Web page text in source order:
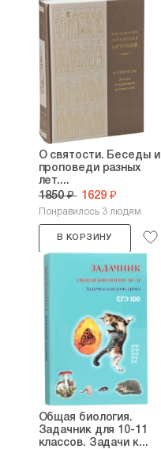
О святости. Беседы и
проповеди разных
лет....
1850 ₽ 1629 ₽
Понравилось 3 людям
В КОРЗИНУ
Общая биология.
Задачник для 10-11
классов. Задачи к...